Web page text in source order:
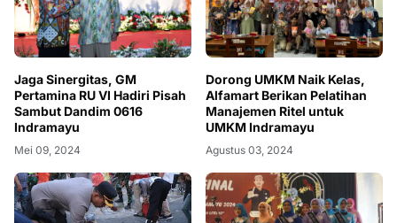
Jaga Sinergitas, GM
Pertamina RU VI Hadiri Pisah
Sambut Dandim 0616
Indramayu
Mei 09, 2024
Dorong UMKM Naik Kelas,
Alfamart Berikan Pelatihan
Manajemen Ritel untuk
UMKM Indramayu
Agustus 03, 2024